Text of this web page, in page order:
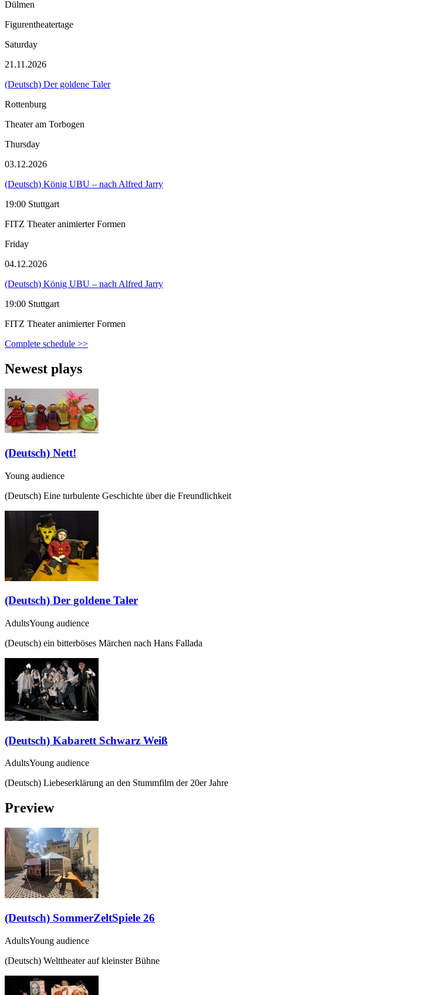
Dülmen
Figurentheatertage
Saturday
21.11.2026
(Deutsch) Der goldene Taler
Rottenburg
Theater am Torbogen
Thursday
03.12.2026
(Deutsch) König UBU – nach Alfred Jarry
19:00 Stuttgart
FITZ Theater animierter Formen
Friday
04.12.2026
(Deutsch) König UBU – nach Alfred Jarry
19:00 Stuttgart
FITZ Theater animierter Formen
Complete schedule >>
Newest plays
(Deutsch) Nett!
Young audience
(Deutsch) Eine turbulente Geschichte über die Freundlichkeit
(Deutsch) Der goldene Taler
AdultsYoung audience
(Deutsch) ein bitterböses Märchen nach Hans Fallada
(Deutsch) Kabarett Schwarz Weiß
AdultsYoung audience
(Deutsch) Liebeserklärung an den Stummfilm der 20er Jahre
Preview
(Deutsch) SommerZeltSpiele 26
AdultsYoung audience
(Deutsch) Welttheater auf kleinster Bühne